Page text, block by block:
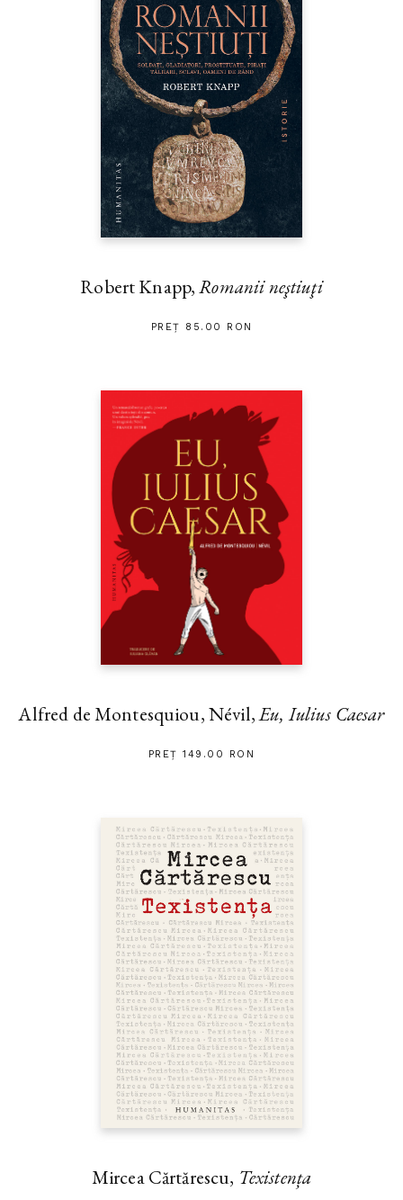
Robert Knapp,Romanii neştiuţi
PREȚ 85.00 RON
Alfred de Montesquiou, Névil,Eu, Iulius Caesar
PREȚ 149.00 RON
Mircea Cărtărescu, Texistența